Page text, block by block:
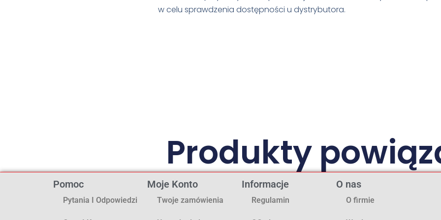
w celu sprawdzenia dostępności u dystrybutora.
Produkty
Pomoc
Pytania I Odpowiedzi
Moje Konto
Twoje zamówienia
Informacje
Regulamin
O nas
O firmie